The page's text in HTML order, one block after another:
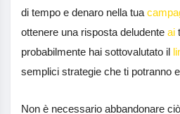
di tempo e denaro nella tua
ottenere una risposta deludente ai
probabilmente hai sottovalutato il
semplici strategie che ti potranno
Non è necessario abbandonare